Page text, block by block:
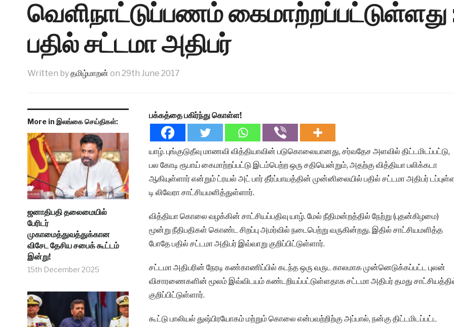
வெளிநாட்டுப்பணம் கைமாற்றப்பட்டுள்ளது
பதில் சட்டமா அதிபர்
Written byதமிழ்மாறன் on 29th June 2017
More in இலங்கை செய்திகள்:
ஜனாதிபதி தலைமையில்
பேரிடர்
முகாமைத்துவத்துக்கான
விசேட தேசிய சபைக் கூட்டம்
இன்று!
15th December 2025
பக்கத்தை பகிர்ந்து கொள்ள!
யாழ். புங்குடுதீவு மாணவி வித்தியாவின் படுகொலையானது, சர்வதேச அளவில் திட்டமிடப்பட்டு,
பல கோடி ரூபாய் கைமாற்றப்பட்டு இடம்பெற்ற ஒரு சதியென்றும், அதற்கு வித்தியா பலிக்கடா
ஆகியுள்ளார் என்றும் ட்ரயல் அட் பார் தீர்ப்பாயத்தின் முன்னிலையில் பதில் சட்டமா அதிபர்
டி லிவேரா சாட்சியமளித்துள்ளார்.
வித்தியா கொலை வழக்கின் சாட்சியப்பதிவு யாழ். மேல் நீதிமன்றத்தில் நேற்று (புதன்கிழமை)
மூன்று நீதிபதிகள் கொண்ட சிறப்பு அமர்வில் நடைபெற்று வருகின்றது. இதில் சாட்சியமளித்த
போதே பதில் சட்டமா அதிபர் இவ்வாறு குறிப்பிட்டுள்ளார்.
சட்டமா அதிபரின் நேரடி கண்காணிப்பில் கடந்த ஒரு வருட காலமாக முன்னெடுக்கப்பட்ட புலன்
விசாரணைகளின் மூலம் இவ்விடயம் கண்டறியப்பட்டுள்ளதாக சட்டமா அதிபர் தமது
குறிப்பிட்டுள்ளார்.
கூட்டு பாலியல் துஷ்பிரயோகம் மற்றும் கொலை என்பவற்றிற்கு அப்பால், நன்கு திட்டமிடப்பட்ட